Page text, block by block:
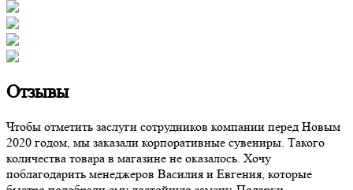
Отзывы
Чтобы отметить заслуги сотрудников компании перед Новым
2020 годом, мы заказали корпоративные сувениры. Такого
количества товара в магазине не оказалось. Хочу
поблагодарить менеджеров Василия и Евгения, которые